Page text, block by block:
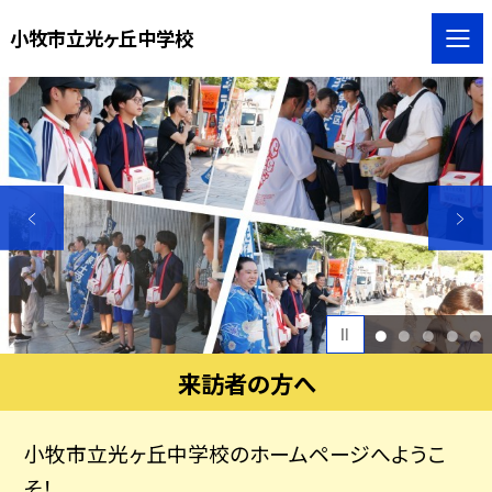
小牧市立光ヶ丘中学校
1 2 3 4 5
来訪者の方へ
小牧市立光ヶ丘中学校のホームページへようこ